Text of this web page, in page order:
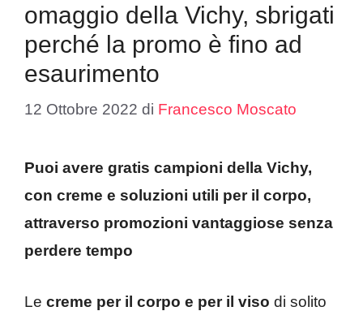
omaggio della Vichy, sbrigati
perché la promo è fino ad
esaurimento
12 Ottobre 2022 di Francesco Moscato
Puoi avere gratis campioni della Vichy,
con creme e soluzioni utili per il corpo,
attraverso promozioni vantaggiose senza
perdere tempo
Le creme per il corpo e per il viso di solito